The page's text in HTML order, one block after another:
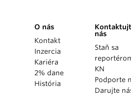
O nás
Kontakt
Inzercia
Kariéra
2% dane
História
nás
Staň sa
KN
Podporte
Darujte